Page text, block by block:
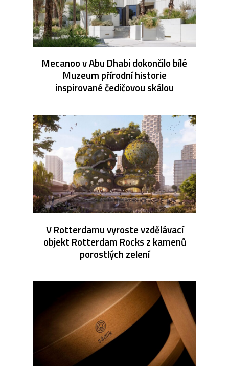
Mecanoo v Abu Dhabi dokončilo bílé
Muzeum přírodní historie
inspirované čedičovou skálou
V Rotterdamu vyroste vzdělávací
objekt Rotterdam Rocks z kamenů
porostlých zelení